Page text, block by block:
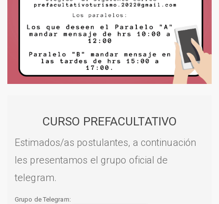
CURSO PREFACULTATIVO
Estimados/as postulantes, a continuación
les presentamos el grupo oficial de
telegram.
Grupo de Telegram: